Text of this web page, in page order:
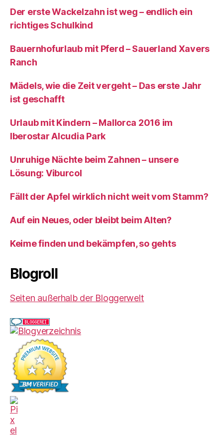
Der erste Wackelzahn ist weg – endlich ein
richtiges Schulkind
Bauernhofurlaub mit Pferd – Sauerland Xavers
Ranch
Mädels, wie die Zeit vergeht – Das erste Jahr
ist geschafft
Urlaub mit Kindern – Mallorca 2016 im
Iberostar Alcudia Park
Unruhige Nächte beim Zahnen – unsere
Lösung: Viburcol
Fällt der Apfel wirklich nicht weit vom Stamm?
Auf ein Neues, oder bleibt beim Alten?
Keime finden und bekämpfen, so gehts
Blogroll
Seiten außerhalb der Bloggerwelt